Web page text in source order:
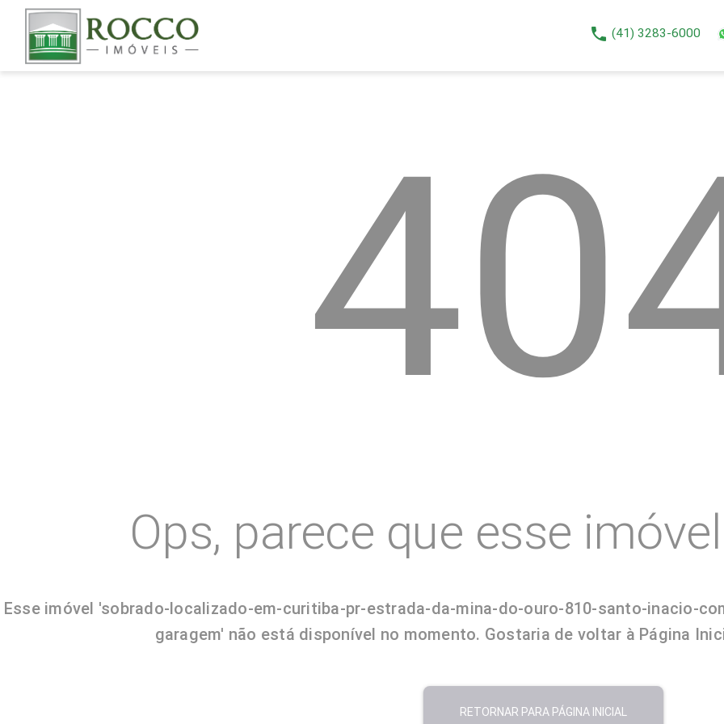
phone (41) 3283-6000
Ops, parece que esse
Esse imóvel 'sobrado-localizado-em-curitiba-pr-estrada-da-mina-do-ouro-810-santo-inacio-
garagem' não está disponível no momento. Gostaria de voltar à Página
RETORNAR PARA PÁGINA INICIAL